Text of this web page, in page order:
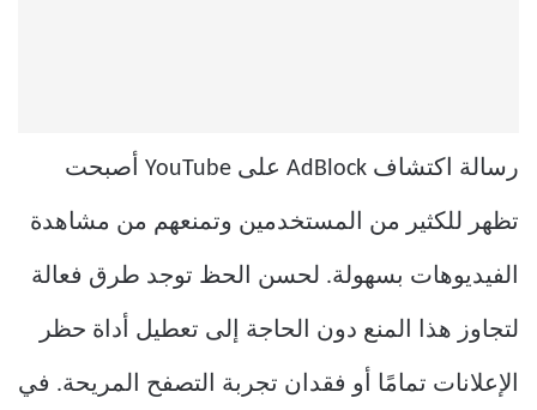
رسالة اكتشاف AdBlock على YouTube أصبحت
تظهر للكثير من المستخدمين وتمنعهم من مشاهدة
الفيديوهات بسهولة. لحسن الحظ توجد طرق فعالة
لتجاوز هذا المنع دون الحاجة إلى تعطيل أداة حظر
الإعلانات تمامًا أو فقدان تجربة التصفح المريحة. في